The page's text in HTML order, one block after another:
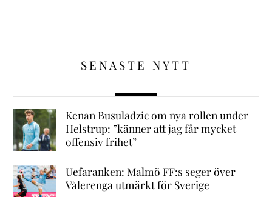
SENASTE NYTT
Kenan Busuladzic om nya rollen under
Helstrup: ”känner att jag får mycket
offensiv frihet”
Uefaranken: Malmö FF:s seger över
Vålerenga utmärkt för Sverige